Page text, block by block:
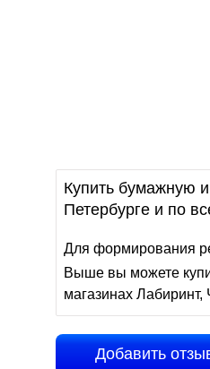
Купить бумажную
Петербурге и по
Для формирования
Выше вы можете
магазинах
Добавить